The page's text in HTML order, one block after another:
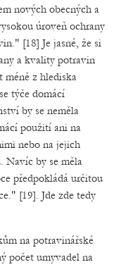
nových obecných a
úroveň ochrany
[18] Je jasné, že si
a kvality potravin
méně z hlediska
týče domácí
by se neměla
použití ani na
nebo na jejich
Navíc by se měla
předpokládá určitou
[19]. Jde zde tedy
na potravinářské
počet umyvadel na